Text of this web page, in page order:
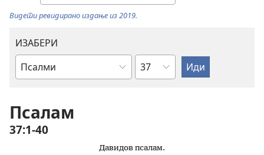
Видети ревидирано издање из 2019.
ИЗАБЕРИ
Библијска
Поглавље
Псалам
37:1-40
Давидов псалам.